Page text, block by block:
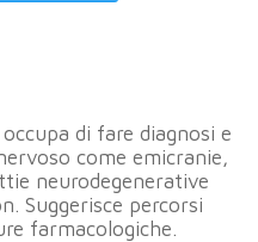
di fare diagnosi e
come emicranie,
neurodegenerative
Suggerisce percorsi
farmacologiche.